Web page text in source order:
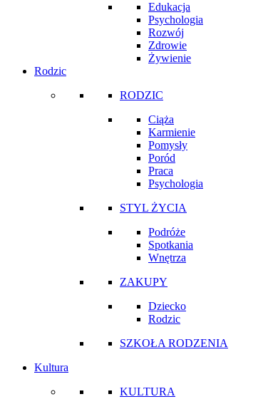
Edukacja
Psychologia
Rozwój
Zdrowie
Żywienie
Rodzic
RODZIC
Ciąża
Karmienie
Pomysły
Poród
Praca
Psychologia
STYL ŻYCIA
Podróże
Spotkania
Wnętrza
ZAKUPY
Dziecko
Rodzic
SZKOŁA RODZENIA
Kultura
KULTURA